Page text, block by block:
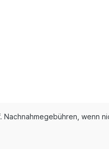
Nachnahmegebühren, wenn